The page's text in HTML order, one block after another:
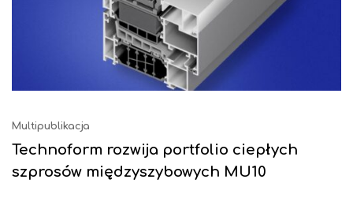
Multipublikacja
Technoform rozwija portfolio ciepłych
szprosów międzyszybowych MU10